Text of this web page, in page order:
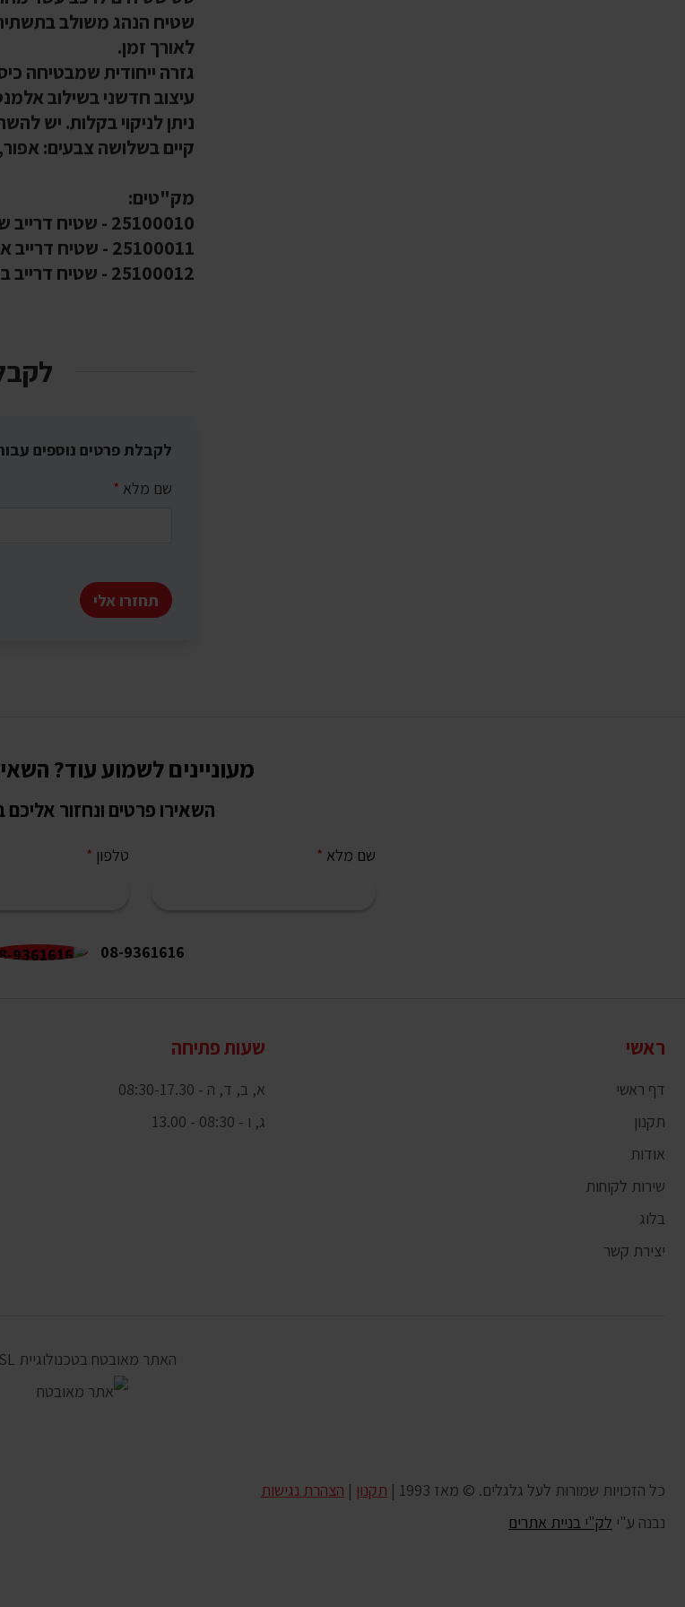
לאורך זמן.
גזרה ייחודית שמבטיחה
עיצוב חדשני בשילוב
ניתן לניקוי בקלות. יש
קיים בשלושה צבעים:
מק"טים:
25100010 - שטיח דרייב שחור
25100011 - שטיח דרייב אפור
25100012 - שטיח דרייב בז'
לקבלת פרטים נוספים
שם מלא *
תחזרו אלי
מעוניינים לשמוע עוד?
השאירו פרטים ונחזור
שם מלא * טלפון *
08-9361616
ראשי
דף ראשי
תקנון
אודות
שירות לקוחות
בלוג
יצירת קשר
שעות פתיחה
א, ב, ד, ה - 08:30-17.30
ג, ו - 08:30 - 13.00
האתר מאובטח בטכנולוגיית SSL
כל הזכויות שמורות לעל גלגלים. © מאז 1993 | תקנון | הצהרת נגישות
נבנה ע"י לק"י בניית אתרים